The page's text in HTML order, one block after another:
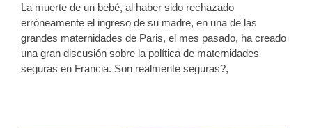
La muerte de un bebé, al haber sido rechazado
erróneamente el ingreso de su madre, en una de las
grandes maternidades de Paris, el mes pasado, ha creado
una gran discusión sobre la política de maternidades
seguras en Francia. Son realmente seguras?,